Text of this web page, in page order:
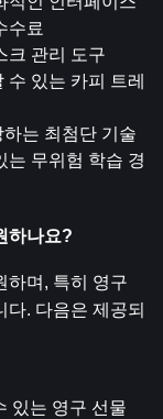
수료
크 관리 도구
있는 카피 트레
는 최첨단 기술
는 무위험 학습 경
하나요?
하며, 특히 영구
. 다음은 제공되
있는 영구 선물